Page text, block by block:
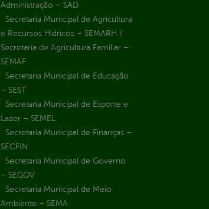
Administração – SAD
Secretaria Municipal de Agricultura
e Recursos Hídricos – SEMARH /
Secretaria de Agricultura Familiar –
SEMAF
Secretaria Municipal de Educação
– SEST
Secretaria Municipal de Esporte e
Lazer – SEMEL
Secretaria Municipal de Finanças –
SECFIN
Secretaria Municipal de Governo
– SEGOV
Secretaria Municipal de Meio
Ambiente – SEMA